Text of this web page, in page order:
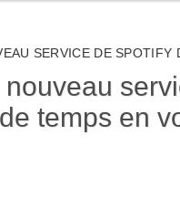
SERVICE DE
temps en